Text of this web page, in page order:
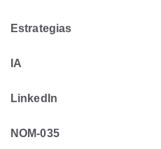
Estrategias
IA
LinkedIn
NOM-035